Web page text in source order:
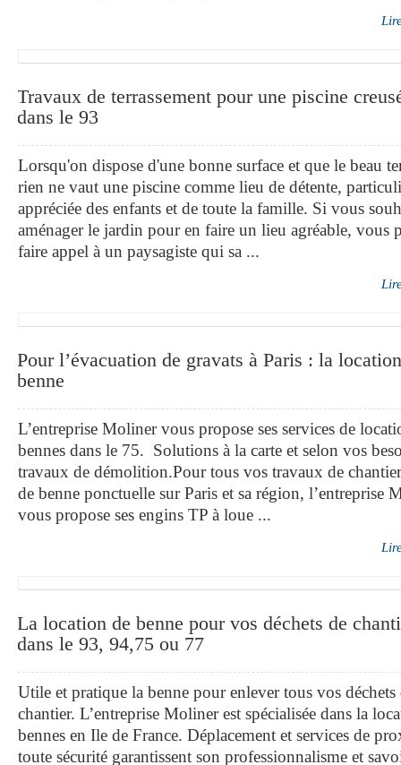
Travaux de terrassement pour une piscine
dans le 93
Lorsqu'on dispose d'une bonne surface et que le beau
rien ne vaut une piscine comme lieu de détente,
appréciée des enfants et de toute la famille. Si vous
aménager le jardin pour en faire un lieu agréable, vous
faire appel à un paysagiste qui sa ...
Pour l’évacuation de gravats à Paris : la
benne
L’entreprise Moliner vous propose ses services de
bennes dans le 75. Solutions à la carte et selon vos
travaux de démolition.Pour tous vos travaux de
de benne ponctuelle sur Paris et sa région, l’entreprise
vous propose ses engins TP à loue ...
La location de benne pour vos déchets de
dans le 93, 94,75 ou 77
Utile et pratique la benne pour enlever tous vos déchets
chantier. L’entreprise Moliner est spécialisée dans la
bennes en Ile de France. Déplacement et services de
toute sécurité garantissent son professionnalisme et